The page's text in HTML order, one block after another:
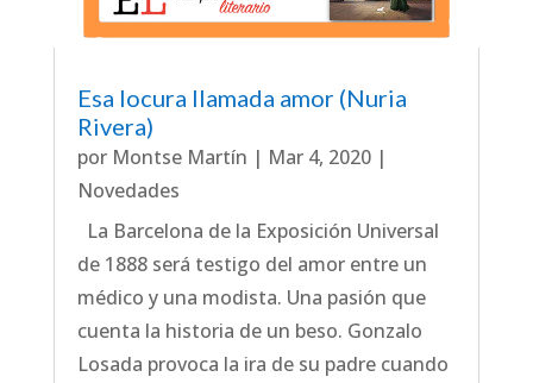
Esa locura llamada amor (Nuria
Rivera)
por Montse Martín | Mar 4, 2020|
Novedades
La Barcelona de la Exposición Universal
de 1888 será testigo del amor entre un
médico y una modista. Una pasión que
cuenta la historia de un beso. Gonzalo
Losada provoca la ira de su padre cuando